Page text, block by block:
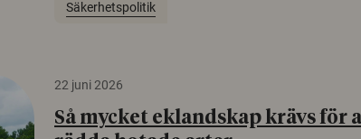
Säkerhetspolitik
22 juni 2026
Så mycket eklandskap krävs för